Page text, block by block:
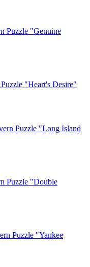
Puzzle "Genuine
"Heart's Desire"
Puzzle "Long Island
Puzzle "Double
Puzzle "Yankee